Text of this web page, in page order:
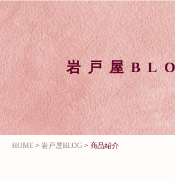
岩戸屋
HOME > 岩戸屋BLOG > 商品紹介